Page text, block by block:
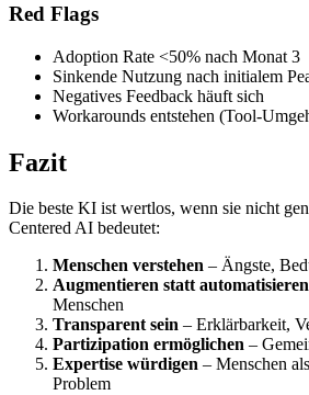
Red Flags
Adoption Rate <50% nach Monat 3
Sinkende Nutzung nach initialem
Negatives Feedback häuft sich
Workarounds entstehen (Tool-
Fazit
Die beste KI ist wertlos, wenn sie nicht
Centered AI bedeutet:
Menschen verstehen – Ängste,
Augmentieren statt automatisieren
Menschen
Transparent sein – Erklärbarkeit,
Partizipation ermöglichen –
Expertise würdigen – Menschen
Problem